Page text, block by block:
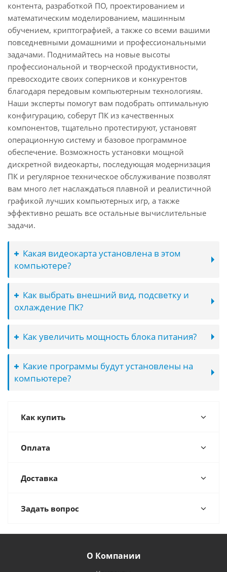
контента, разработкой ПО, проектированием и
математическим моделированием, машинным
обучением, криптографией, а также со всеми вашими
повседневными домашними и профессиональными
задачами. Поднимайтесь на новые высоты
профессиональной и творческой продуктивности,
превосходите своих соперников и конкурентов
благодаря передовым компьютерным технологиям.
Наши эксперты помогут вам подобрать оптимальную
конфигурацию, соберут ПК из качественных
компонентов, тщательно протестируют, установят
операционную систему и базовое программное
обеспечение. Возможность установки мощной
дискретной видеокарты, последующая модернизация
ПК и регулярное техническое обслуживание позволят
вам много лет наслаждаться плавной и реалистичной
графикой лучших компьютерных игр, а также
эффективно решать все остальные вычислительные
задачи.
Какая видеокарта установлена в этом
компьютере?
Как выбрать внешний вид, подсветку и
охлаждение ПК?
Как увеличить мощность блока питания?
Какие программы будут установлены на
компьютере?
Как купить
Оплата
Доставка
Задать вопрос
О Компании